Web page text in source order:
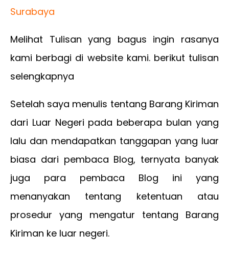
Surabaya
Melihat Tulisan yang bagus ingin rasanya
kami berbagi di website kami. berikut tulisan
selengkapnya
Setelah saya menulis tentang Barang Kiriman
dari Luar Negeri pada beberapa bulan yang
lalu dan mendapatkan tanggapan yang luar
biasa dari pembaca Blog, ternyata banyak
juga para pembaca Blog ini yang
menanyakan tentang ketentuan atau
prosedur yang mengatur tentang Barang
Kiriman ke luar negeri.